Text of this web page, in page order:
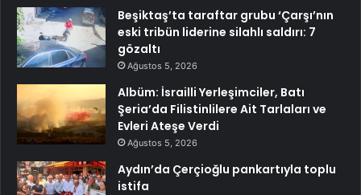
Beşiktaş’ta taraftar grubu ‘Çarşı’nın
eski tribün liderine silahlı saldırı: 7
gözaltı
Ağustos 5, 2026
Albüm: İsrailli Yerleşimciler, Batı
Şeria’da Filistinlilere Ait Tarlaları ve
Evleri Ateşe Verdi
Ağustos 5, 2026
Aydın’da Çerçioğlu pankartıyla toplu
istifa